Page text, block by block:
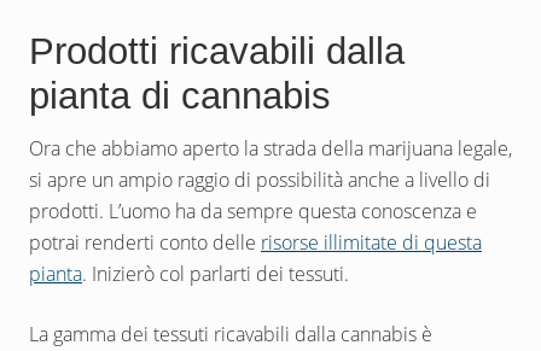
Prodotti ricavabili dalla
pianta di cannabis
Ora che abbiamo aperto la strada della marijuana legale,
si apre un ampio raggio di possibilità anche a livello di
prodotti. L’uomo ha da sempre questa conoscenza e
potrai renderti conto delle risorse illimitate di questa
pianta. Inizierò col parlarti dei tessuti.
La gamma dei tessuti ricavabili dalla cannabis è